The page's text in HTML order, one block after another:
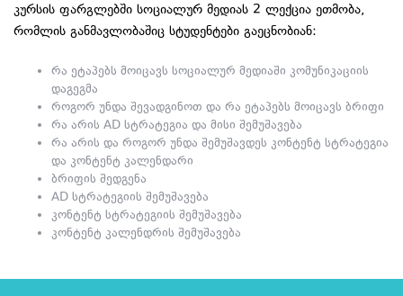
კურსის ფარგლებში სოციალურ მედიას 2 ლექცია ეთმობა,
რომლის განმავლობაშიც სტუდენტები გაეცნობიან:
რა ეტაპებს მოიცავს სოციალურ მედიაში კომუნიკაციის
დაგეგმა
როგორ უნდა შევადგინოთ და რა ეტაპებს მოიცავს ბრიფი
რა არის AD სტრატეგია და მისი შემუშავება
რა არის და როგორ უნდა შემუშავდეს კონტენტ სტრატეგია
და კონტენტ კალენდარი
ბრიფის შედგენა
AD სტრატეგიის შემუშავება
კონტენტ სტრატეგიის შემუშავება
კონტენტ კალენდრის შემუშავება